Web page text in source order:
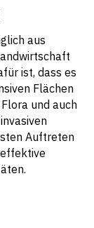
aus
ist, dass es
Flächen
und auch
Auftreten